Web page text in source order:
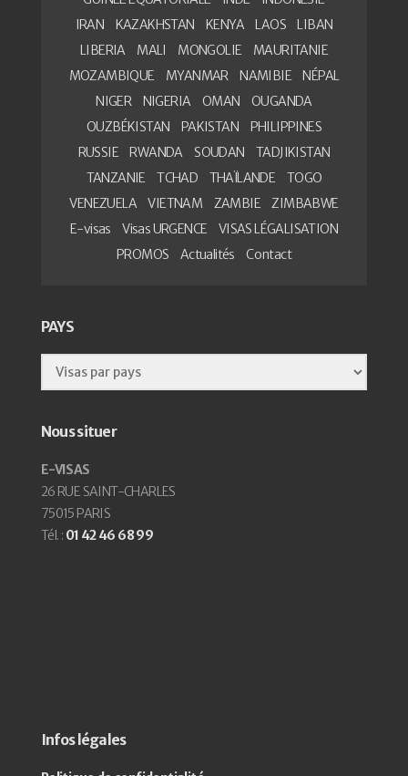
IRAN
KAZAKHSTAN KENYA LAOS
LIBAN
LIBERIA
MALI MONGOLIE
MAURITANIE
MOZAMBIQUE
MYANMAR NAMIBIE
NÉPAL
NIGER
NIGERIA OMAN
OUGANDA
OUZBÉKISTAN
PAKISTAN
PHILIPPINES
RUSSIE
RWANDA SOUDAN
TADJIKISTAN
TANZANIE
TCHAD THAÏLANDE
TOGO
VENEZUELA
VIETNAM ZAMBIE
ZIMBABWE
E-visas
Visas URGENCE
VISAS LÉGALISATION
PROMOS
Actualités Contact
PAYS
Nous situer
E-VISAS
26 RUE SAINT-CHARLES
75015 PARIS
Tél. : 01 42 46 68 99
Infos légales